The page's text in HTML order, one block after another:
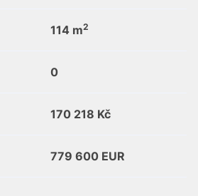
114 m2
0
170 218 Kč
779 600 EUR